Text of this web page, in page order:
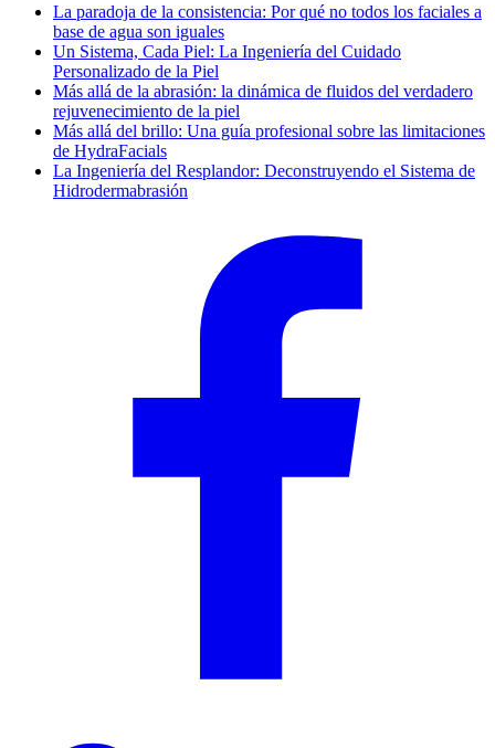
La paradoja de la consistencia: Por qué no todos los faciales a
base de agua son iguales
Un Sistema, Cada Piel: La Ingeniería del Cuidado
Personalizado de la Piel
Más allá de la abrasión: la dinámica de fluidos del verdadero
rejuvenecimiento de la piel
Más allá del brillo: Una guía profesional sobre las limitaciones
de HydraFacials
La Ingeniería del Resplandor: Deconstruyendo el Sistema de
Hidrodermabrasión